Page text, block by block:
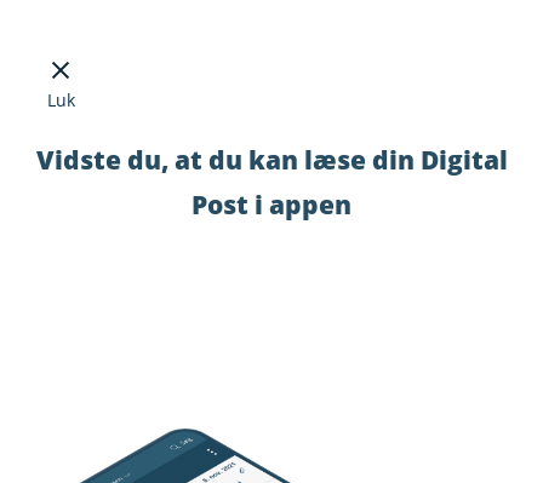
Luk
Vidste du, at du kan læse din Digital
Post i appen